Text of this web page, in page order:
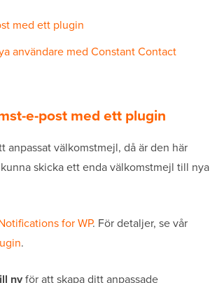
med ett plugin
användare med Constant Contact
e-post med ett plugin
välkomstmejl, då är den här
skicka ett enda välkomstmejl till nya
for WP. För detaljer, se vår
.
nyför att skapa ditt anpassade